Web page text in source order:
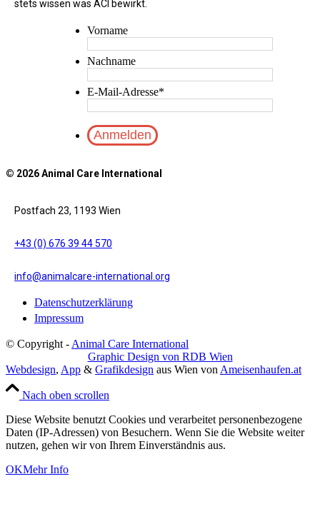
stets wissen was ACI bewirkt.
Vorname
Nachname
E-Mail-Adresse*
© 2026 Animal Care International
Postfach 23, 1193 Wien
+43 (0) 676 39 44 570
info@animalcare-international.org
Datenschutzerklärung
Impressum
© Copyright - Animal Care International
Graphic Design von RDB Wien
Webdesign, App & Grafikdesign aus Wien von Ameisenhaufen.at
Nach oben scrollen
Diese Website benutzt Cookies und verarbeitet personenbezogene
Daten (IP-Adressen) von Besuchern. Wenn Sie die Website weiter
nutzen, gehen wir von Ihrem Einverständnis aus.
OKMehr Info